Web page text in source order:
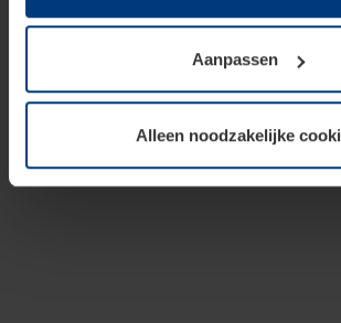
onze pagina's absoluut noodzakelijk is.
soorten cookies is uw toestemming
toestemming kunt u op elk moment bij
wijzigen of herroepen.
Aanpassen
Alleen noodzakelijke